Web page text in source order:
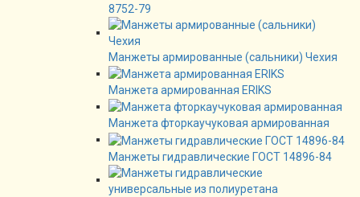
8752-79
Манжеты армированные (сальники) Чехия
Манжета армированная ERIKS
Манжета фторкаучуковая армированная
Манжеты гидравлические ГОСТ 14896-84